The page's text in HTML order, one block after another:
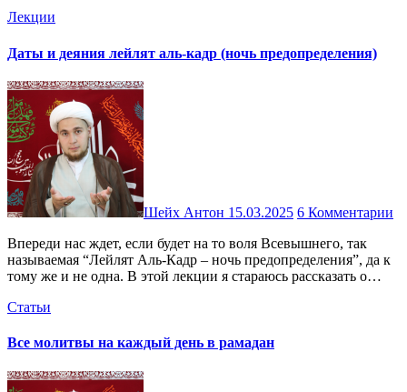
Лекции
Даты и деяния лейлят аль-кадр (ночь предопределения)
Шейх Антон 15.03.2025 6 Комментарии
Впереди нас ждет, если будет на то воля Всевышнего, так
называемая “Лейлят Аль-Кадр – ночь предопределения”, да к
тому же и не одна. В этой лекции я стараюсь рассказать о…
Статьи
Все молитвы на каждый день в рамадан